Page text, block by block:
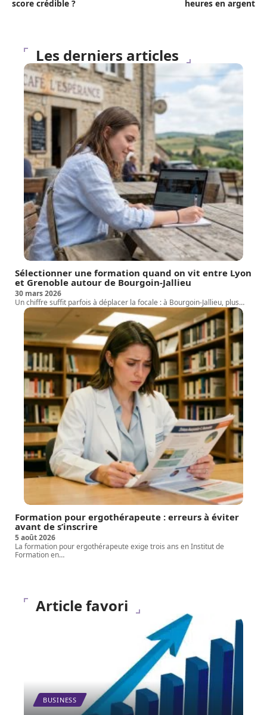
score crédible ?
heures en argent
Les derniers articles
Sélectionner une formation quand on vit entre Lyon
et Grenoble autour de Bourgoin-Jallieu
30 mars 2026
Un chiffre suffit parfois à déplacer la focale : à Bourgoin-Jallieu, plus…
Formation pour ergothérapeute : erreurs à éviter
avant de s’inscrire
5 août 2026
La formation pour ergothérapeute exige trois ans en Institut de
Formation en…
Article favori
BUSINESS